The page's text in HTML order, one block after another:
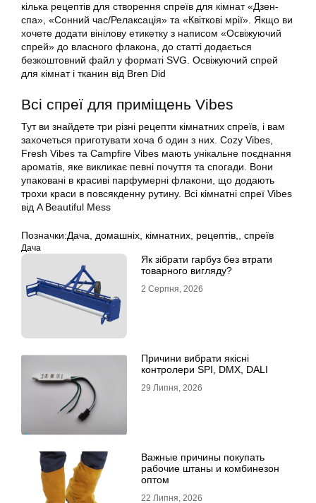
кілька рецептів для створення спреїв для кімнат «Дзен-
спа», «Сонний час/Релаксація» та «Квіткові мрії». Якщо ви
хочете додати вінілову етикетку з написом «Освіжуючий
спрей» до власного флакона, до статті додається
безкоштовний файл у форматі SVG. Освіжуючий спрей
для кімнат і тканин від Bren Did
Всі спреї для приміщень Vibes
Тут ви знайдете три різні рецепти кімнатних спреїв, і вам
захочеться приготувати хоча б один з них. Cozy Vibes,
Fresh Vibes та Campfire Vibes мають унікальне поєднання
ароматів, яке викликає певні почуття та спогади. Вони
упаковані в красиві парфумерні флакони, що додають
трохи краси в повсякденну рутину. Всі кімнатні спреї Vibes
від A Beautiful Mess
Позначки:Дача, домашніх, кімнатних, рецептів,, спреїв
Дача
Як зібрати гарбуз без втрати
товарного вигляду?
2 Серпня, 2026
Причини вибрати якісні
контролери SPI, DMX, DALI
29 Липня, 2026
Важные причины покупать
рабочие штаны и комбинезон
оптом
22 Липня, 2026